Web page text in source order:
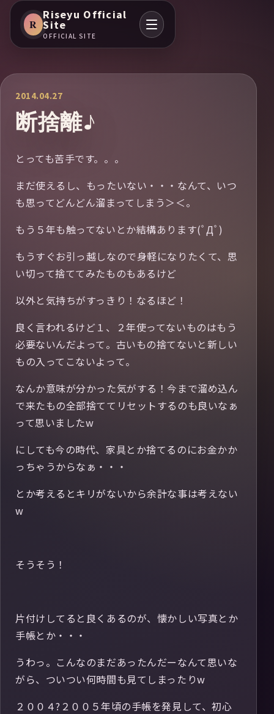
R
Riseyu Official
Site
OFFICIAL SITE
2014.04.27
断捨離♪
とっても苦手です。。。
まだ使えるし、もったいない・・・なんて、いつ
も思ってどんどん溜まってしまう＞＜。
もう５年も触ってないとか結構あります(ﾟДﾟ)
もうすぐお引っ越しなので身軽になりたくて、思
い切って捨ててみたものもあるけど
以外と気持ちがすっきり！なるほど！
良く言われるけど１、２年使ってないものはもう
必要ないんだよって。古いもの捨てないと新しい
もの入ってこないよって。
なんか意味が分かった気がする！今まで溜め込ん
で来たもの全部捨ててリセットするのも良いなぁ
って思いましたw
にしても今の時代、家具とか捨てるのにお金かか
っちゃうからなぁ・・・
とか考えるとキリがないから余計な事は考えない
w
そうそう！
片付けしてると良くあるのが、懐かしい写真とか
手帳とか・・・
うわっ。こんなのまだあったんだーなんて思いな
がら、ついつい何時間も見てしまったりw
２００４?２００５年頃の手帳を発見して、初心